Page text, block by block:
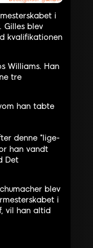
i
Gilles blev
kvalifikationen
Williams. Han
tre
han tabte
denne ”lige-
han vandt
Det
blev
i
vil han altid